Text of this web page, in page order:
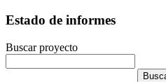
Estado de informes
Buscar proyecto